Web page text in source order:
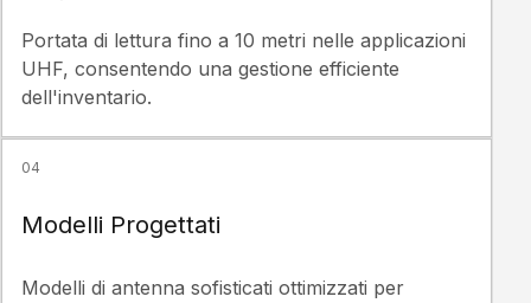
Portata di lettura fino a 10 metri nelle applicazioni
UHF, consentendo una gestione efficiente
dell'inventario.
04
Modelli Progettati
Modelli di antenna sofisticati ottimizzati per